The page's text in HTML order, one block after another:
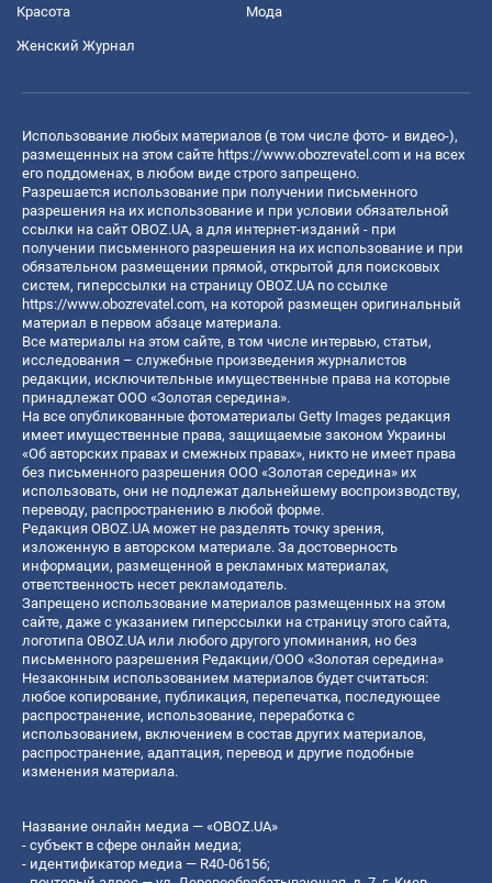
Красота Мода
Женский Журнал
Использование любых материалов (в том числе фото- и видео-),
размещенных на этом сайте https://www.obozrevatel.com и на всех
его поддоменах, в любом виде строго запрещено.
Разрешается использование при получении письменного
разрешения на их использование и при условии обязательной
ссылки на сайт OBOZ.UA, а для интернет-изданий - при
получении письменного разрешения на их использование и при
обязательном размещении прямой, открытой для поисковых
систем, гиперссылки на страницу OBOZ.UA по ссылке
https://www.obozrevatel.com, на которой размещен оригинальный
материал в первом абзаце материала.
Все материалы на этом сайте, в том числе интервью, статьи,
исследования – служебные произведения журналистов
редакции, исключительные имущественные права на которые
принадлежат ООО «Золотая середина».
На все опубликованные фотоматериалы Getty Images редакция
имеет имущественные права, защищаемые законом Украины
«Об авторских правах и смежных правах», никто не имеет права
без письменного разрешения ООО «Золотая середина» их
использовать, они не подлежат дальнейшему воспроизводству,
переводу, распространению в любой форме.
Редакция OBOZ.UA может не разделять точку зрения,
изложенную в авторском материале. За достоверность
информации, размещенной в рекламных материалах,
ответственность несет рекламодатель.
Запрещено использование материалов размещенных на этом
сайте, даже с указанием гиперссылки на страницу этого сайта,
логотипа OBOZ.UA или любого другого упоминания, но без
письменного разрешения Редакции/ООО «Золотая середина»
Незаконным использованием материалов будет считаться:
любое копирование, публикация, перепечатка, последующее
распространение, использование, переработка с
использованием, включением в состав других материалов,
распространение, адаптация, перевод и другие подобные
изменения материала.
Название онлайн медиа — «OBOZ.UA»
- субъект в сфере онлайн медиа;
- идентификатор медиа — R40-06156;